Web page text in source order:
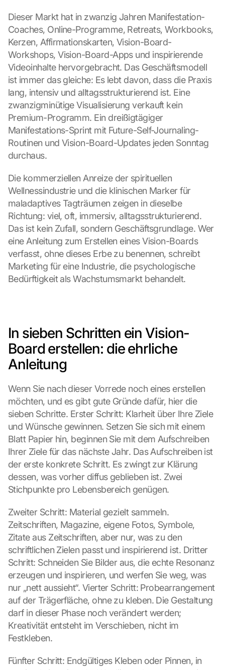
Dieser Markt hat in zwanzig Jahren Manifestation-
Coaches, Online-Programme, Retreats, Workbooks,
Kerzen, Affirmationskarten, Vision-Board-
Workshops, Vision-Board-Apps und inspirierende
Videoinhalte hervorgebracht. Das Geschäftsmodell
ist immer das gleiche: Es lebt davon, dass die Praxis
lang, intensiv und alltagsstrukturierend ist. Eine
zwanzigminütige Visualisierung verkauft kein
Premium-Programm. Ein dreißigtägiger
Manifestations-Sprint mit Future-Self-Journaling-
Routinen und Vision-Board-Updates jeden Sonntag
durchaus.
Die kommerziellen Anreize der spirituellen
Wellnessindustrie und die klinischen Marker für
maladaptives Tagträumen zeigen in dieselbe
Richtung: viel, oft, immersiv, alltagsstrukturierend.
Das ist kein Zufall, sondern Geschäftsgrundlage. Wer
eine Anleitung zum Erstellen eines Vision-Boards
verfasst, ohne dieses Erbe zu benennen, schreibt
Marketing für eine Industrie, die psychologische
Bedürftigkeit als Wachstumsmarkt behandelt.
In sieben Schritten ein Vision-
Board erstellen: die ehrliche
Anleitung
Wenn Sie nach dieser Vorrede noch eines erstellen
möchten, und es gibt gute Gründe dafür, hier die
sieben Schritte. Erster Schritt: Klarheit über Ihre Ziele
und Wünsche gewinnen. Setzen Sie sich mit einem
Blatt Papier hin, beginnen Sie mit dem Aufschreiben
Ihrer Ziele für das nächste Jahr. Das Aufschreiben ist
der erste konkrete Schritt. Es zwingt zur Klärung
dessen, was vorher diffus geblieben ist. Zwei
Stichpunkte pro Lebensbereich genügen.
Zweiter Schritt: Material gezielt sammeln.
Zeitschriften, Magazine, eigene Fotos, Symbole,
Zitate aus Zeitschriften, aber nur, was zu den
schriftlichen Zielen passt und inspirierend ist. Dritter
Schritt: Schneiden Sie Bilder aus, die echte Resonanz
erzeugen und inspirieren, und werfen Sie weg, was
nur „nett aussieht“. Vierter Schritt: Probearrangement
auf der Trägerfläche, ohne zu kleben. Die Gestaltung
darf in dieser Phase noch verändert werden;
Kreativität entsteht im Verschieben, nicht im
Festkleben.
Fünfter Schritt: Endgültiges Kleben oder Pinnen, in